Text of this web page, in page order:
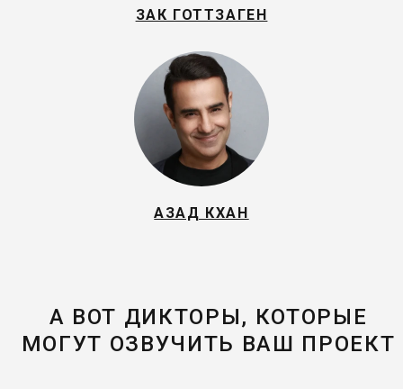
ЗАК ГОТТЗАГЕН
АЗАД КХАН
А ВОТ ДИКТОРЫ, КОТОРЫЕ
МОГУТ ОЗВУЧИТЬ ВАШ ПРОЕКТ